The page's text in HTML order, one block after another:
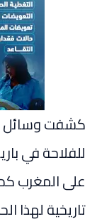
كشفت وسائل
على المغرب
تاريخية لهذا